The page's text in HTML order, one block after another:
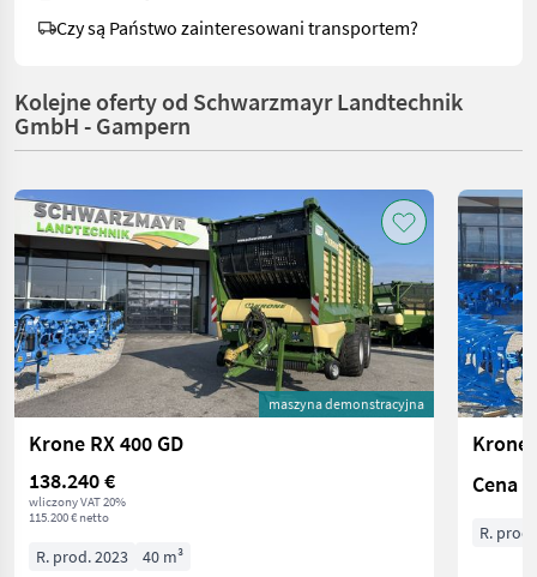
Czy są Państwo zainteresowani transportem?
Kolejne oferty od Schwarzmayr Landtechnik
GmbH - Gampern
maszyna demonstracyjna
Krone RX 400 GD
138.240 €
wliczony VAT 20%
115.200 € netto
R. prod. 2023 40 m³
Krone
Cena
R.